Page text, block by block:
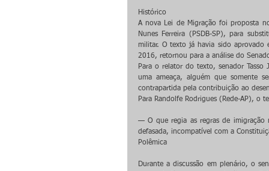
Histórico
A nova Lei de Migração foi proposta
Nunes Ferreira (PSDB-SP), para
militar. O texto já havia sido aprovado
2016, retornou para a análise do
Para o relator do texto, senador Tasso
uma ameaça, alguém que somente
contrapartida pela contribuição ao
Para Randolfe Rodrigues (Rede-AP), o
— O que regia as regras de imigração
defasada, incompatível com a
Polêmica
Durante a discussão em plenário, o